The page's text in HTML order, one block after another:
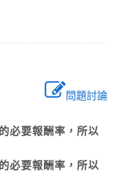
問題討論
必要報酬率，所以
必要報酬率，所以